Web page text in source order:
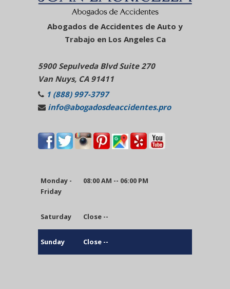
Abogados de Accidentes de Auto y
Trabajo en Los Angeles Ca
5900 Sepulveda Blvd Suite 270
Van Nuys, CA 91411
1 (888) 997-3797
info@abogadosdeaccidentes.pro
Monday -
Friday
08:00 AM -- 06:00 PM
Saturday Close --
Sunday Close --